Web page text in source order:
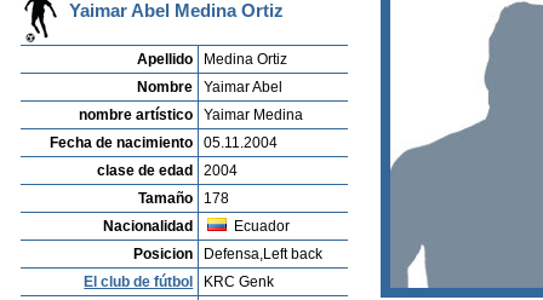
Yaimar Abel Medina Ortiz
Apellido
Medina Ortiz
Nombre
Yaimar Abel
nombre artístico
Yaimar Medina
Fecha de nacimiento
05.11.2004
clase de edad
2004
Tamaño
178
Nacionalidad
Ecuador
Posicion
Defensa,Left back
El club de fútbol
KRC Genk